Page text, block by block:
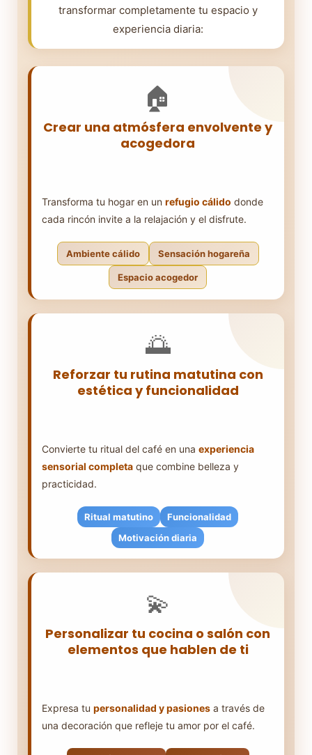
transformar completamente tu espacio y
experiencia diaria:
🏠
Crear una atmósfera envolvente y
acogedora
Transforma tu hogar en un refugio cálido donde
cada rincón invite a la relajación y el disfrute.
Ambiente cálido Sensación hogareña
Espacio acogedor
sensación de calidez
. Desde tazas vintage hasta
carteles de café, cada pieza contribuye
a un ambiente que invita a quedarse y
🌅
Reforzar tu rutina matutina con
estética y funcionalidad
Convierte tu ritual del café en una experiencia
sensorial completa que combine belleza y
practicidad.
Ritual matutino
Funcionalidad
Motivación diaria
preparar café sea un placer
, no una
tarea. Estantes organizados, accesorios
bonitos y una zona dedicada elevan tu
rutina matutina.
💫
Personalizar tu cocina o salón con
elementos que hablen de ti
Expresa tu personalidad y pasiones a través de
una decoración que refleje tu amor por el café.